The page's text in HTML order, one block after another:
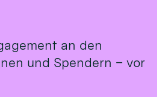
an den
und Spendern – vor